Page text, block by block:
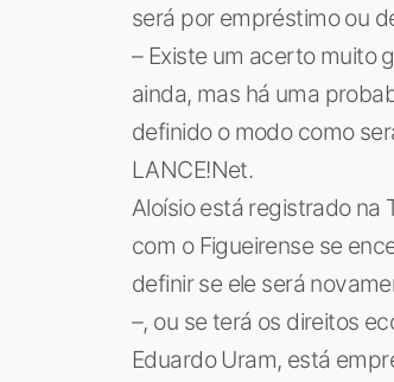
será por empréstimo ou
– Existe um acerto muito
ainda, mas há uma
definido o modo como
LANCE!Net.
Aloísio está registrado na
com o Figueirense se
definir se ele será
–, ou se terá os direitos
Eduardo Uram, está